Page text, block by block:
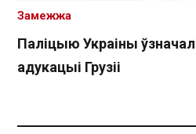
Паліцыю Украіны
адукацыі Грузіі
Замежжа